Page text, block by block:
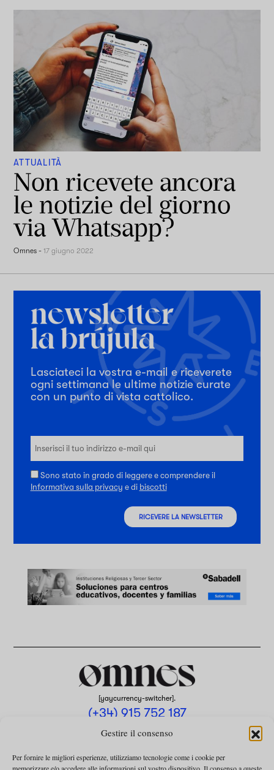
Gestire il consenso
Per fornire le migliori esperienze, utilizziamo tecnologie come i cookie per
ATTUALITÀ
Non ricevete ancora
le notizie del giorno
via Whatsapp?
Omnes -17 giugno 2022
Lasciateci la vostra e-mail e riceverete
ogni settimana le ultime notizie curate
con un punto di vista cattolico.
Sono stato in grado di leggere e comprendere il
Informativa sulla privacy e di biscotti
RICEVERE LA NEWSLETTER
[yaycurrency-switcher].
(+34) 915 752 187
omnes@omnesmag.com